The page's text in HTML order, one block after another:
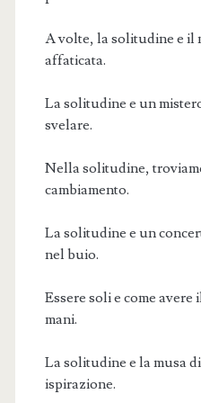
A volte, la solitudine e il
affaticata.
La solitudine e un
svelare.
Nella solitudine,
cambiamento.
La solitudine e un
nel buio.
Essere soli e come
mani.
La solitudine e la musa
ispirazione.